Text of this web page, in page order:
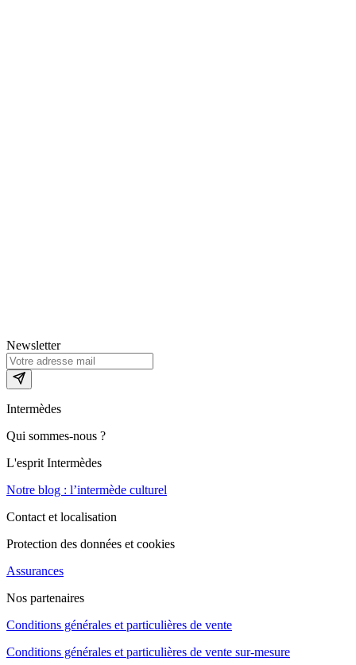
Newsletter
Intermèdes
Qui sommes-nous ?
L'esprit Intermèdes
Notre blog : l’intermède culturel
Contact et localisation
Protection des données et cookies
Assurances
Nos partenaires
Conditions générales et particulières de vente
Conditions générales et particulières de vente sur-mesure